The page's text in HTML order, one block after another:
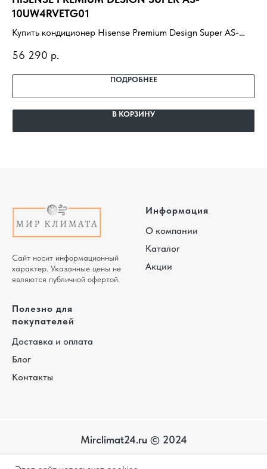
10UW4RVETG01
Купить кондиционер Hisense Premium Design Super AS-
помещение, доставка, профессиональный монтаж и
гарантия.
56 290 р.
ПОДРОБНЕЕ
В КОРЗИНУ
Сайт носит информационный
характер. Указанные цены не
являются публичной офертой.
Информация
О компании
Каталог
Акции
Полезно для
покупателей
Доставка и оплата
Блог
Контакты
Mirclimat24.ru © 2024